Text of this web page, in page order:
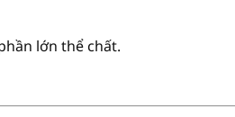
lớn thể chất.